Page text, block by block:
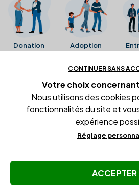
Donation Adoption
Ces avis proviennent
Business de l'office notarial. Ils
été vérifiés par
Conditions générales d'utilisation
Gestion des cookies
© Copyright Alexia Notaire 2026
CONTINUER SANS
Votre choix concernant
Nous utilisons des cookies
fonctionnalités du site et
expérience
Réglage
ACCEPTER